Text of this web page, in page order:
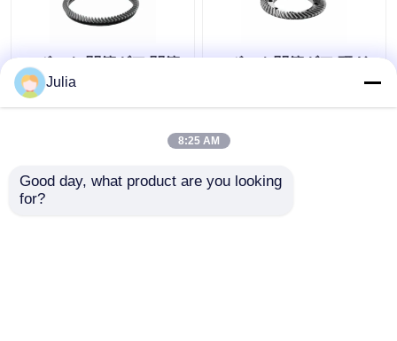
ロボット 関節ギア 関節
トランスミッションの
ための螺旋歯磨き
ロボット関節ギア 研ぎ
込みギア ロボットアー
Julia
8:25 AM
Good day, what product are you looking
for?